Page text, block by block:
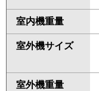
室内機重量
室外機サイズ
室外機重量